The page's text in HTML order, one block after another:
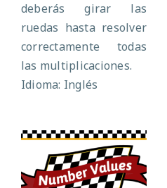
deberás girar las
ruedas hasta resolver
correctamente todas
las multiplicaciones.
Idioma: Inglés
Number values